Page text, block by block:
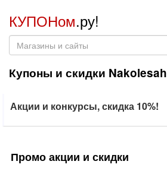
КУПОНом.ру!
Купоны и скидки Nakolesah
Акции и конкурсы, скидка 10%!
Промо акции и скидки